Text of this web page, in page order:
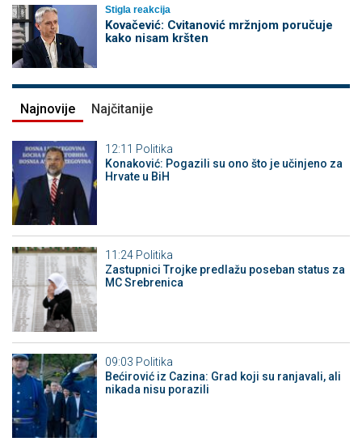
Stigla reakcija
Kovačević: Cvitanović mržnjom poručuje
kako nisam kršten
Najnovije Najčitanije
12:11 Politika
Konaković: Pogazili su ono što je učinjeno za
Hrvate u BiH
11:24 Politika
Zastupnici Trojke predlažu poseban status za
MC Srebrenica
09:03 Politika
Bećirović iz Cazina: Grad koji su ranjavali, ali
nikada nisu porazili